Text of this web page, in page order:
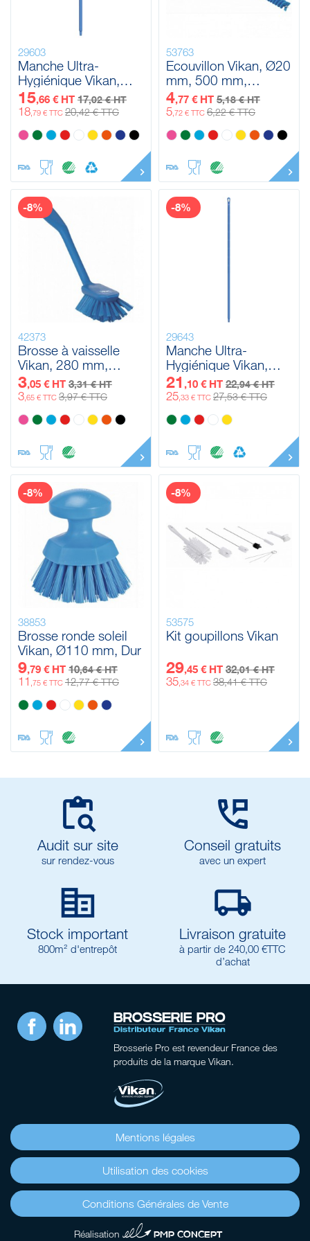
29603
Manche Ultra-
Hygiénique Vikan,
Ø32 mm, 1300 mm
15,66 € HT 17,02 € HT
18,79 € TTC 20,42 € TTC
53763
Ecouvillon Vikan, Ø20
mm, 500 mm,
Medium
4,77 € HT 5,18 € HT
5,72 € TTC 6,22 € TTC
42373
Brosse à vaisselle
Vikan, 280 mm,
Medium
3,05 € HT 3,31 € HT
3,65 € TTC 3,97 € TTC
-8%
29643
Manche Ultra-
Hygiénique Vikan,
Ø32 mm, 1700 mm
21 ,10 € HT 22,94 € HT
25,33 € TTC 27,53 € TTC
-8%
38853
Brosse ronde soleil
Vikan, Ø110 mm, Dur
9,79 € HT 10,64 € HT
11 ,75 € TTC 12,77 € TTC
-8%
53575
Kit goupillons Vikan
29,45 € HT 32,01 € HT
35,34 € TTC 38,41 € TTC
-8%

Audit sur site
sur rendez-vous

Conseil gratuits
avec un expert

Stock important
800m² d'entrepôt

Livraison gratuite
à partir de 240,00 €TTC
d’achat
Facebook LinkedIn
Brosserie Pro est revendeur France des
produits de la marque Vikan.
Mentions légales
Utilisation des cookies
Conditions Générales de Vente
Réalisation 4 PMP CONCEPT